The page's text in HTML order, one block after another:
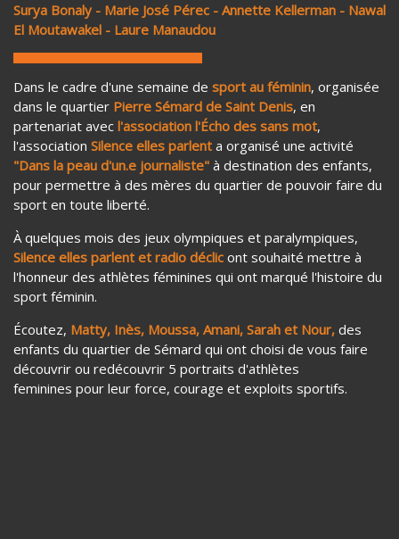
Surya Bonaly - Marie José Pérec - Annette Kellerman - Nawal
El Moutawakel - Laure Manaudou
Dans le cadre d'une semaine de sport au féminin, organisée
dans le quartier Pierre Sémard de Saint Denis, en
partenariat avec l'association l'Écho des sans mot,
l'association Silence elles parlent a organisé une activité
"Dans la peau d'un.e journaliste" à destination des enfants,
pour permettre à des mères du quartier de pouvoir faire du
sport en toute liberté.
À quelques mois des jeux olympiques et paralympiques,
Silence elles parlent et radio déclic ont souhaité mettre à
l'honneur des athlètes féminines qui ont marqué l'histoire du
sport féminin.
Écoutez, Matty, Inès, Moussa, Amani, Sarah et Nour, des
enfants du quartier de Sémard qui ont choisi de vous faire
découvrir ou redécouvrir 5 portraits d'athlètes
feminines pour leur force, courage et exploits sportifs.